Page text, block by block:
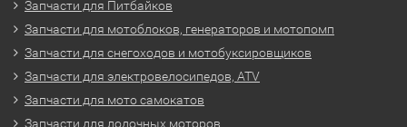
Запчасти для Питбайков
Запчасти для мотоблоков, генераторов и мотопомп
Запчасти для снегоходов и мотобуксировщиков
Запчасти для электровелосипедов, ATV
Запчасти для мото самокатов
Запчасти для лодочных моторов